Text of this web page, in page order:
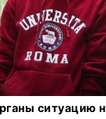
ситуацию